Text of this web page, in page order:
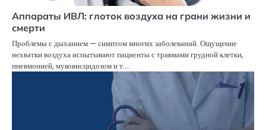
Аппараты ИВЛ: глоток воздуха на грани жизни и
смерти
Проблемы с дыханием — симптом многих заболеваний. Ощущение
нехватки воздуха испытывают пациенты с травмами грудной клетки,
пневмонией, муковисцидозом и т.…